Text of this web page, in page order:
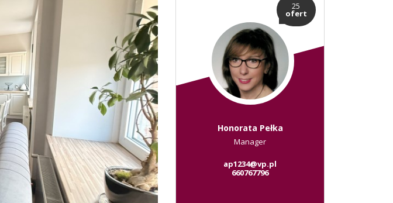
25
ofert
Honorata Pełka
Manager
ap1234@vp.pl
660767796